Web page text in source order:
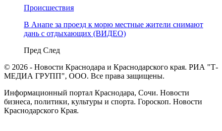
Происшествия
В Анапе за проезд к морю местные жители снимают
дань с отдыхающих (ВИДЕО)
Пред След
© 2026 - Новости Краснодара и Краснодарского края. РИА "Т-
МЕДИА ГРУПП", ООО. Все права защищены.
Информационный портал Краснодара, Сочи. Новости
бизнеса, политики, культуры и спорта. Гороскоп. Новости
Краснодарского Края.